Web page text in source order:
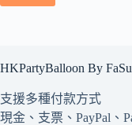
HKPartyBalloon By
支援多種付款方式
現金、支票、PayPal、